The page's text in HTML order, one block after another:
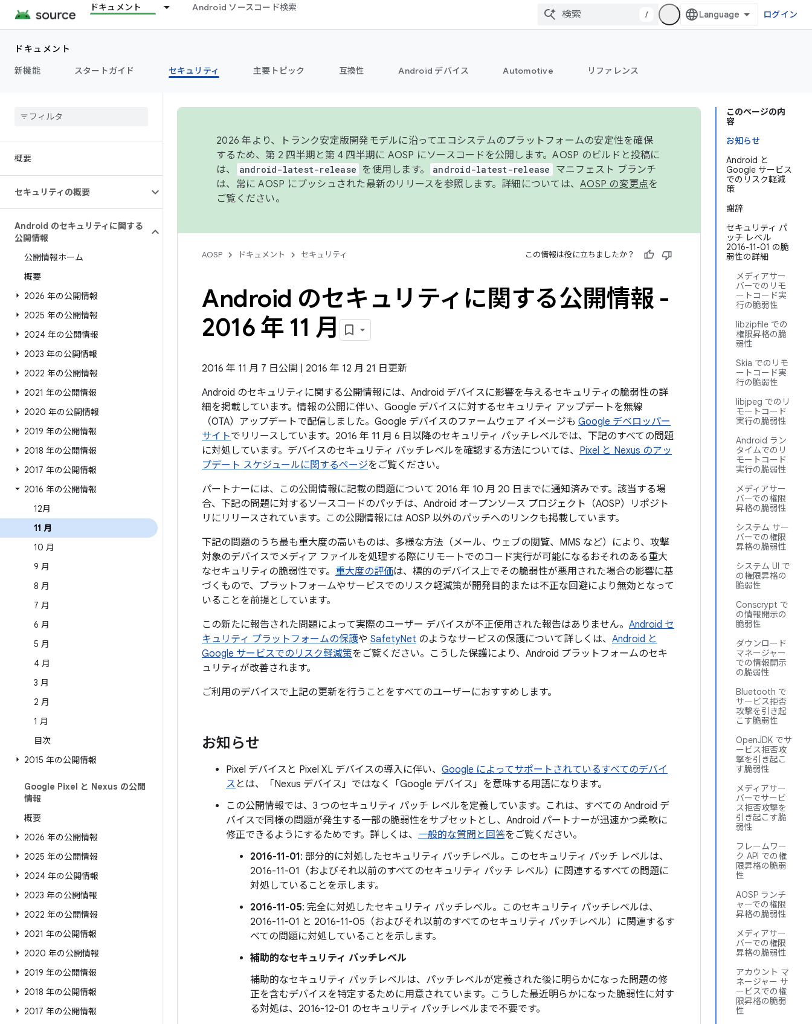
ドキュメント Android ソースコード検索
/ ログイン
ドキュメント
新機能
スタートガイド セキュリティ 主要トピック 互換性 Android デバイス Automotive リファレンス
概要
セキュリティの概要
Android のセキュリティに関する
公開情報
公開情報ホーム
概要
2026 年の公開情報
2025 年の公開情報
2024 年の公開情報
2023 年の公開情報
2022 年の公開情報
2021 年の公開情報
2020 年の公開情報
2019 年の公開情報
2018 年の公開情報
2017 年の公開情報
2016 年の公開情報
12月
11 月
10 月
9 月
8 月
7 月
6 月
5 月
4 月
3 月
2 月
1 月
目次
2015 年の公開情報
Google Pixel と Nexus の公開
情報
概要
2026 年の公開情報
2025 年の公開情報
2024 年の公開情報
2023 年の公開情報
2022 年の公開情報
2021 年の公開情報
2020 年の公開情報
2019 年の公開情報
2018 年の公開情報
2017 年の公開情報
このページの内
容
お知らせ
Android と
Google サービス
でのリスク軽減
策
謝辞
セキュリティ パ
ッチ レベル
2016-11-01 の脆
弱性の詳細
メディアサー
バーでのリモ
ートコード実
行の脆弱性
libzipfile での
権限昇格の脆
弱性
Skia でのリモ
ートコード実
行の脆弱性
libjpeg でのリ
モートコード
実行の脆弱性
Android ラン
タイムでのリ
モートコード
実行の脆弱性
メディアサー
バーでの権限
昇格の脆弱性
システム サー
バーでの権限
昇格の脆弱性
システム UI で
の権限昇格の
脆弱性
Conscrypt で
の情報開示の
脆弱性
ダウンロード
マネージャー
での情報開示
の脆弱性
Bluetooth で
サービス拒否
攻撃を引き起
こす脆弱性
OpenJDK でサ
ービス拒否攻
撃を引き起こ
す脆弱性
メディアサー
バーでサービ
ス拒否攻撃を
引き起こす脆
弱性
フレームワー
ク API での権
限昇格の脆弱
性
AOSP ランチ
ャーでの権限
昇格の脆弱性
メディアサー
バーでの権限
昇格の脆弱性
アカウント マ
ネージャー サ
ービスでの権
限昇格の脆弱
性
2026 年より、トランク安定版開発モデルに沿ってエコシステムのプラットフォームの安定性を確保
するため、第 2 四半期と第 4 四半期に AOSP にソースコードを公開します。AOSP のビルドと投稿に
は、
android-latest-release を使用します。 android-latest-release
マニフェスト ブランチ
は、常に AOSP にプッシュされた最新のリリースを参照します。詳細については、 AOSP の変更点を
ご覧ください。
AOSP ドキュメント セキュリティ この情報は役に立ちましたか？
Android のセキュリティに関する公開情報 -
2016 年 11 月
2016 年 11 月 7 日公開 | 2016 年 12 月 21 日更新
Android のセキュリティに関する公開情報には、Android デバイスに影響を与えるセキュリティの脆弱性の詳
細を掲載しています。情報の公開に伴い、Google デバイスに対するセキュリティ アップデートを無線
（OTA）アップデートで配信しました。Google デバイスのファームウェア イメージも Google デベロッパー
サイトでリリースしています。2016 年 11 月 6 日以降のセキュリティ パッチレベルでは、下記のすべての問題
に対処しています。デバイスのセキュリティ パッチレベルを確認する方法については、 Pixel と Nexus のアッ
プデート スケジュールに関するページをご覧ください。
パートナーには、この公開情報に記載の問題について 2016 年 10 月 20 日までに通知済みです。該当する場
合、下記の問題に対するソースコードのパッチは、Android オープンソース プロジェクト（AOSP）リポジト
リにリリースされています。この公開情報には AOSP 以外のパッチへのリンクも掲載しています。
下記の問題のうち最も重大度の高いものは、多様な方法（メール、ウェブの閲覧、MMS など）により、攻撃
対象のデバイスでメディア ファイルを処理する際にリモートでのコード実行が可能になるおそれのある重大
なセキュリティの脆弱性です。 重大度の評価は、標的のデバイス上でその脆弱性が悪用された場合の影響に基
づくもので、プラットフォームやサービスでのリスク軽減策が開発目的または不正な回避により無効となって
いることを前提としています。
この新たに報告された問題によって実際のユーザー デバイスが不正使用された報告はありません。 Android セ
キュリティ プラットフォームの保護や SafetyNet のようなサービスの保護について詳しくは、 Android と
Google サービスでのリスク軽減策をご覧ください。こうした保護により、Android プラットフォームのセキ
ュリティが改善されます。
ご利用のデバイスで上記の更新を行うことをすべてのユーザーにおすすめします。
お知らせ
Pixel デバイスと Pixel XL デバイスの導入に伴い、 Google によってサポートされているすべてのデバイ
ス とは、「Nexus デバイス」ではなく「Google デバイス」を意味する用語になります。
この公開情報では、3 つのセキュリティ パッチ レベルを定義しています。これは、すべての Android デ
バイスで同様の問題が発生する一部の脆弱性をサブセットとし、Android パートナーが迅速かつ柔軟に
修正できるようにするためです。詳しくは、 一般的な質問と回答をご覧ください。
2016-11-01: 部分的に対処したセキュリティ パッチレベル。このセキュリティ パッチ レベルは、
2016-11-01（およびそれ以前のすべてのセキュリティ パッチ レベル）に関連するすべての問題に
対処していることを示します。
2016-11-05: 完全に対処したセキュリティ パッチレベル。このセキュリティ パッチレベルは、
2016-11-01 と 2016-11-05（およびそれ以前のすべてのセキュリティ パッチレベル）に関連するす
べての問題に対処していることを示します。
補助的なセキュリティ パッチレベル
補助的なセキュリティ パッチレベルは、パッチレベルが定義された後に明らかになった問題の修
正を含むデバイスを特定するために用意されています。こうした最近明らかになった脆弱性に対す
る対処は、2016-12-01 のセキュリティ パッチレベルまで不要です。